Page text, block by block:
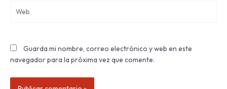
Guarda mi nombre, correo electrónico y web en este
navegador para la próxima vez que comente.